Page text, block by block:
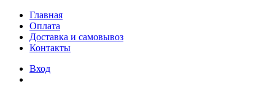
Главная
Оплата
Доставка и самовывоз
Контакты
Вход